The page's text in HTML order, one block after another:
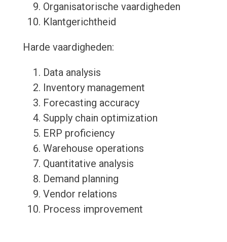
Organisatorische vaardigheden
Klantgerichtheid
Harde vaardigheden:
Data analysis
Inventory management
Forecasting accuracy
Supply chain optimization
ERP proficiency
Warehouse operations
Quantitative analysis
Demand planning
Vendor relations
Process improvement